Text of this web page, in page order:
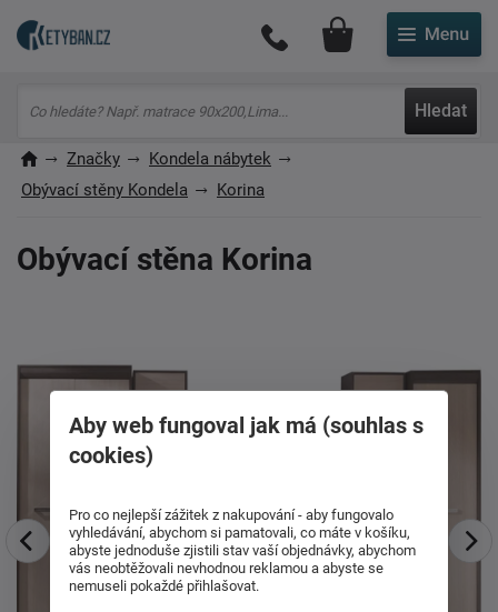
Hledat
Můj účet
Značky
Kondela nábytek
Obývací stěny Kondela
Korina
Obývací stěna Korina
Aby web fungoval jak má (souhlas s
cookies)
Pro co nejlepší zážitek z nakupování - aby fungovalo
vyhledávání, abychom si pamatovali, co máte v košíku,
abyste jednoduše zjistili stav vaší objednávky, abychom
vás neobtěžovali nevhodnou reklamou a abyste se
nemuseli pokaždé přihlašovat.